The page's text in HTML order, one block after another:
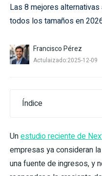
Las 8 mejores
todos los tamaños en
Francisco Pérez
Actulaizado:2025-12-09
Índice
Unestudio reciente de
empresas ya consideran
una fuente de ingresos, y